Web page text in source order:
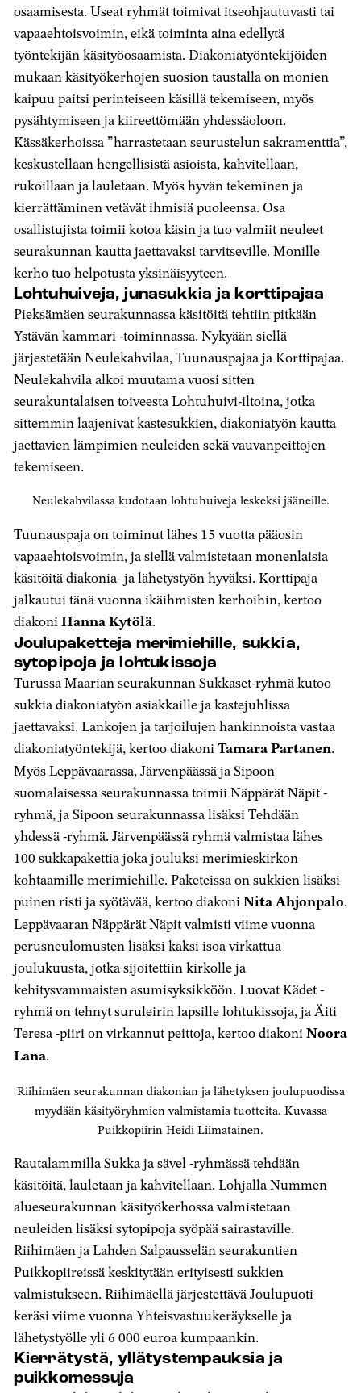
osaamisesta. Useat ryhmät toimivat itseohjautuvasti tai
vapaaehtoisvoimin, eikä toiminta aina edellytä
työntekijän käsityöosaamista. Diakoniatyöntekijöiden
mukaan käsityökerhojen suosion taustalla on monien
kaipuu paitsi perinteiseen käsillä tekemiseen, myös
pysähtymiseen ja kiireettömään yhdessäoloon.
Kässäkerhoissa ”harrastetaan seurustelun sakramenttia”,
keskustellaan hengellisistä asioista, kahvitellaan,
rukoillaan ja lauletaan. Myös hyvän tekeminen ja
kierrättäminen vetävät ihmisiä puoleensa. Osa
osallistujista toimii kotoa käsin ja tuo valmiit neuleet
seurakunnan kautta jaettavaksi tarvitseville. Monille
kerho tuo helpotusta yksinäisyyteen.
Lohtuhuiveja, junasukkia ja korttipajaa
Pieksämäen seurakunnassa käsitöitä tehtiin pitkään
Ystävän kammari -toiminnassa. Nykyään siellä
järjestetään Neulekahvilaa, Tuunauspajaa ja Korttipajaa.
Neulekahvila alkoi muutama vuosi sitten
seurakuntalaisen toiveesta Lohtuhuivi-iltoina, jotka
sittemmin laajenivat kastesukkien, diakoniatyön kautta
jaettavien lämpimien neuleiden sekä vauvanpeittojen
tekemiseen.
Neulekahvilassa kudotaan lohtuhuiveja leskeksi jääneille.
Tuunauspaja on toiminut lähes 15 vuotta pääosin
vapaaehtoisvoimin, ja siellä valmistetaan monenlaisia
käsitöitä diakonia- ja lähetystyön hyväksi. Korttipaja
jalkautui tänä vuonna ikäihmisten kerhoihin, kertoo
diakoniHanna Kytölä.
Joulupaketteja merimiehille, sukkia,
sytopipoja ja lohtukissoja
Turussa Maarian seurakunnan Sukkaset-ryhmä kutoo
sukkia diakoniatyön asiakkaille ja kastejuhlissa
jaettavaksi. Lankojen ja tarjoilujen hankinnoista vastaa
diakoniatyöntekijä, kertoo diakoniTamara Partanen.
Myös Leppävaarassa, Järvenpäässä ja Sipoon
suomalaisessa seurakunnassa toimii Näppärät Näpit -
ryhmä, ja Sipoon seurakunnassa lisäksi Tehdään
yhdessä -ryhmä. Järvenpäässä ryhmä valmistaa lähes
100 sukkapakettia joka jouluksi merimieskirkon
kohtaamille merimiehille. Paketeissa on sukkien lisäksi
puinen risti ja syötävää, kertoo diakoniNita Ahjonpalo.
Leppävaaran Näppärät Näpit valmisti viime vuonna
perusneulomusten lisäksi kaksi isoa virkattua
joulukuusta, jotka sijoitettiin kirkolle ja
kehitysvammaisten asumisyksikköön. Luovat Kädet -
ryhmä on tehnyt suruleirin lapsille lohtukissoja, ja Äiti
Teresa -piiri on virkannut peittoja, kertoo diakoniNoora
Lana.
Riihimäen seurakunnan diakonian ja lähetyksen joulupuodissa
myydään käsityöryhmien valmistamia tuotteita. Kuvassa
Puikkopiirin Heidi Liimatainen.
Rautalammilla Sukka ja sävel -ryhmässä tehdään
käsitöitä, lauletaan ja kahvitellaan. Lohjalla Nummen
alueseurakunnan käsityökerhossa valmistetaan
neuleiden lisäksi sytopipoja syöpää sairastaville.
Riihimäen ja Lahden Salpausselän seurakuntien
Puikkopiireissä keskitytään erityisesti sukkien
valmistukseen. Riihimäellä järjestettävä Joulupuoti
keräsi viime vuonna Yhteisvastuukeräykselle ja
lähetystyölle yli 6 000 euroa kumpaankin.
Kierrätystä, yllätystempauksia ja
puikkomessuja